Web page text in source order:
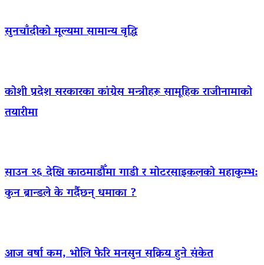
सुनचाँदीको मूल्यमा सामान्य वृद्धि
कोशी प्रदेश सरकारका कांग्रेस मन्त्रीहरू सामूहिक राजीनामाको
तयारीमा
साउन २६ देखि काठमाडौँमा गाडी र मोटरसाइकलको महाकुम्भ:
कुन ब्रान्डले के गर्दैछन् धमाका ?
आज वर्षा कम, भोलि फेरि मनसुन सक्रिय हुने संकेत